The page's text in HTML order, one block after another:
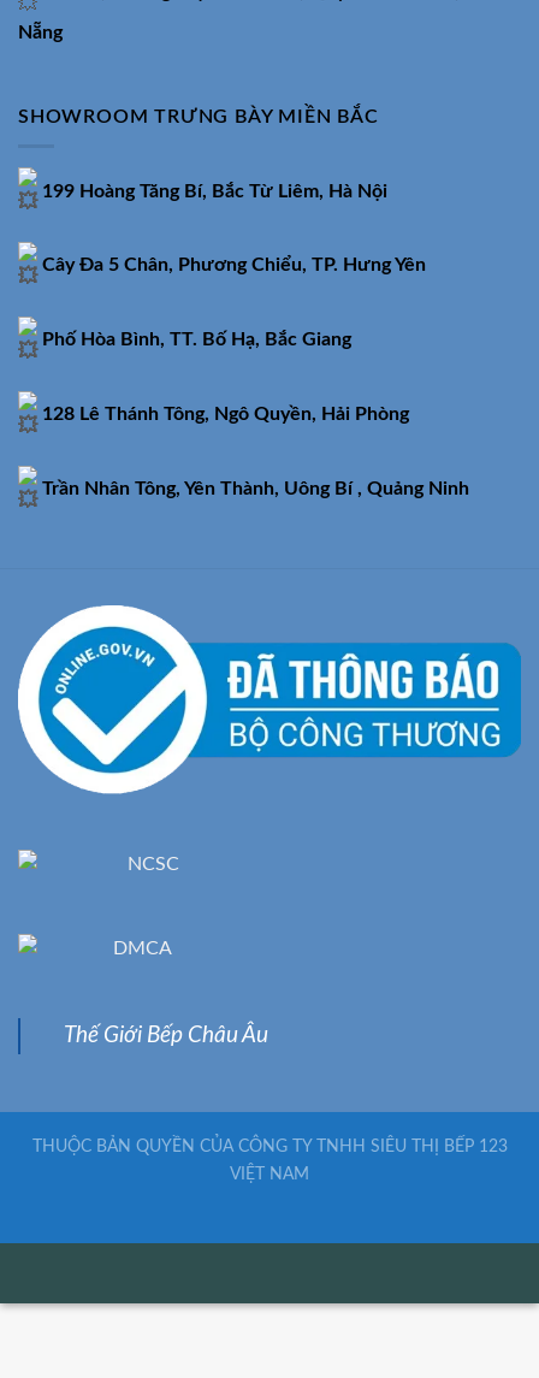
Nẵng
SHOWROOM TRƯNG BÀY MIỀN BẮC
199 Hoàng Tăng Bí, Bắc Từ Liêm, Hà Nội
Cây Đa 5 Chân, Phương Chiểu, TP. Hưng Yên
Phố Hòa Bình, TT. Bố Hạ, Bắc Giang
128 Lê Thánh Tông, Ngô Quyền, Hải Phòng
Trần Nhân Tông, Yên Thành, Uông Bí , Quảng Ninh
Thế Giới Bếp Châu Âu
THUỘC BẢN QUYỀN CỦA CÔNG TY TNHH SIÊU THỊ BẾP 123
VIỆT NAM